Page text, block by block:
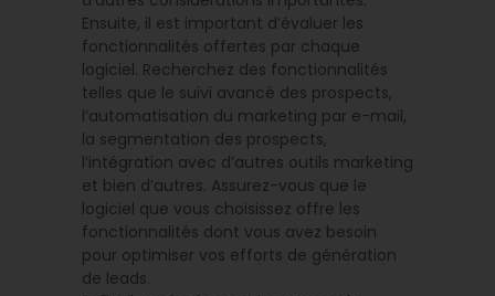
Ensuite, il est important d’évaluer les
fonctionnalités offertes par chaque
logiciel. Recherchez des fonctionnalités
telles que le suivi avancé des prospects,
l’automatisation du marketing par e-mail,
la segmentation des prospects,
l’intégration avec d’autres outils marketing
et bien d’autres. Assurez-vous que le
logiciel que vous choisissez offre les
fonctionnalités dont vous avez besoin
pour optimiser vos efforts de génération
de leads.